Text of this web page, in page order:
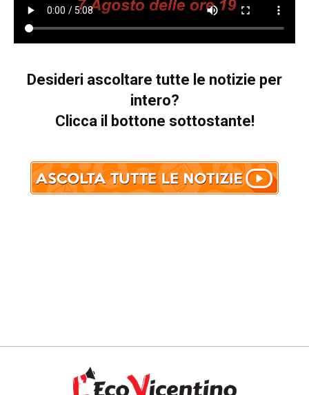
Desideri ascoltare tutte le notizie per
intero?
Clicca il bottone sottostante!